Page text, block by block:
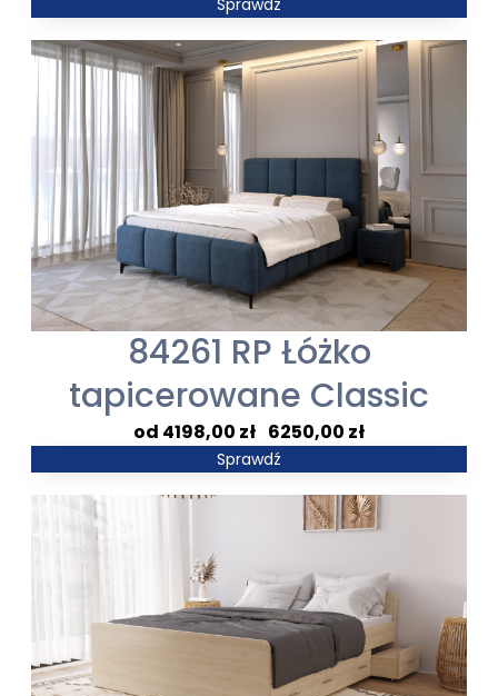
1938,00 zł
do
2749,00 zł
Sprawdź
84261 RP Łóżko
tapicerowane Classic
4198,00 zł 6250,00 zł
Zakres
6250,00 zł
Sprawdź